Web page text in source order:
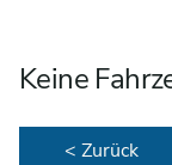
Keine
< Zurück